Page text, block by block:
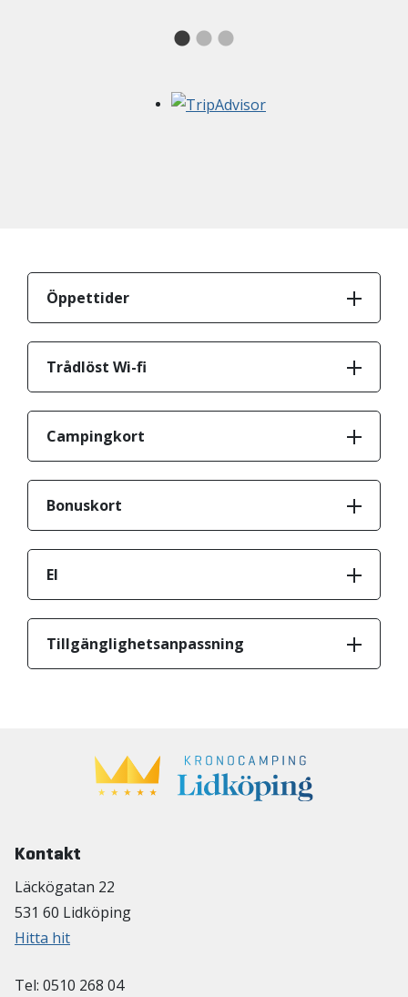
Öppettider
Trådlöst Wi-fi
Campingkort
Bonuskort
El
Tillgänglighetsanpassning
Kontakt
Läckögatan 22
531 60 Lidköping
Hitta hit
Tel: 0510 268 04